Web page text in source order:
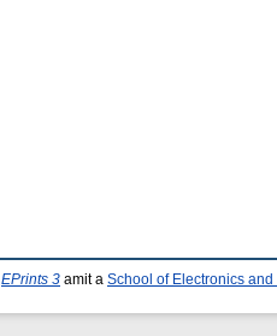
EPrints 3 amit a School of Electronics